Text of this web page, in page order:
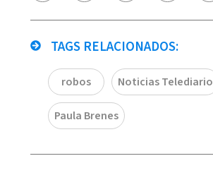
TAGS RELACIONADOS:
robos Noticias Telediario
Paula Brenes